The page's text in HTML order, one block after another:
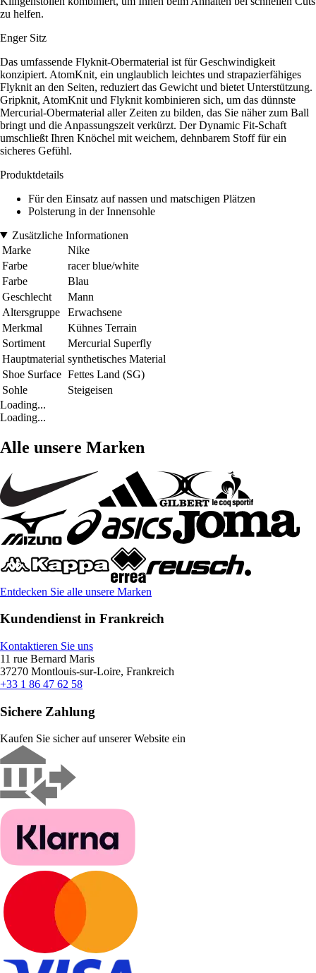
zu helfen.
Enger Sitz
Das umfassende Flyknit-Obermaterial ist für Geschwindigkeit
konzipiert. AtomKnit, ein unglaublich leichtes und strapazierfähiges
Flyknit an den Seiten, reduziert das Gewicht und bietet Unterstützung.
Gripknit, AtomKnit und Flyknit kombinieren sich, um das dünnste
Mercurial-Obermaterial aller Zeiten zu bilden, das Sie näher zum Ball
bringt und die Anpassungszeit verkürzt. Der Dynamic Fit-Schaft
umschließt Ihren Knöchel mit weichem, dehnbarem Stoff für ein
sicheres Gefühl.
Produktdetails
Für den Einsatz auf nassen und matschigen Plätzen
Polsterung in der Innensohle
Zusätzliche Informationen
Marke
Nike
Farbe
racer blue/white
Farbe
Blau
Geschlecht
Mann
Altersgruppe
Erwachsene
Merkmal
Kühnes Terrain
Sortiment
Mercurial Superfly
Hauptmaterial synthetisches Material
Shoe Surface Fettes Land (SG)
Sohle
Steigeisen
Loading...
Loading...
Alle unsere Marken
Entdecken Sie alle unsere Marken
Kundendienst in Frankreich
Kontaktieren Sie uns
11 rue Bernard Maris
37270 Montlouis-sur-Loire, Frankreich
+33 1 86 47 62 58
Sichere Zahlung
Kaufen Sie sicher auf unserer Website ein